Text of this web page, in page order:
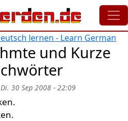
lernen - Learn German
und Kurze
Di. 30 Sep 2008 - 22:09